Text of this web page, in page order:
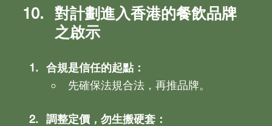
對計劃進入香港的餐飲品牌
之啟示
合規是信任的起點：
先確保法規合法，再推品牌。
調整定價，勿生搬硬套：